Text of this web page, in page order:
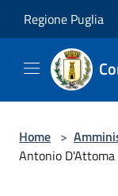
Regione Puglia
Home >
Antonio D'Attoma